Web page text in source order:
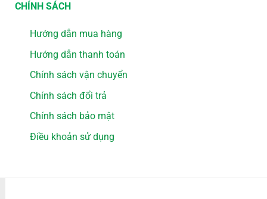
CHÍNH SÁCH
Hướng dẫn mua hàng
Hướng dẫn thanh toán
Chính sách vận chuyển
Chính sách đổi trả
Chính sách bảo mật
Điều khoản sử dụng